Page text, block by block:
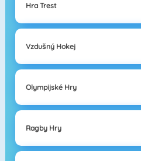
Hra Trest
Vzdušný Hokej
Olympijské Hry
Ragby Hry